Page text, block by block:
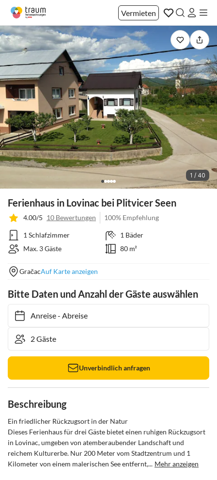
Vermieten
1 / 40
Ferienhaus in Lovinac bei Plitvicer Seen
4.00/5 10 Bewertungen 100% Empfehlung
1 Schlafzimmer
1 Bäder
Max. 3 Gäste
80 m²
GračacAuf Karte anzeigen
Bitte Daten und Anzahl der Gäste auswählen
Anreise- Abreise
Unverbindlich anfragen
Beschreibung
Ein friedlicher Rückzugsort in der Natur
Dieses Ferienhaus für drei Gäste bietet einen ruhigen Rückzugsort
in Lovinac, umgeben von atemberaubender Landschaft und
reichem Kulturerbe. Nur 200 Meter vom Stadtzentrum und 1
Kilometer von einem malerischen See entfernt,... Mehr anzeigen